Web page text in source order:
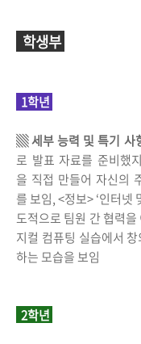
학생부
1학년
▒ 세부 능력 및 특기 사
로 발표 자료를 준비했
을 직접 만들어 자신의
를 보임, <정보> ‘인터넷
도적으로 팀원 간 협력
지컬 컴퓨팅 실습에서
하는 모습을 보임
2학년